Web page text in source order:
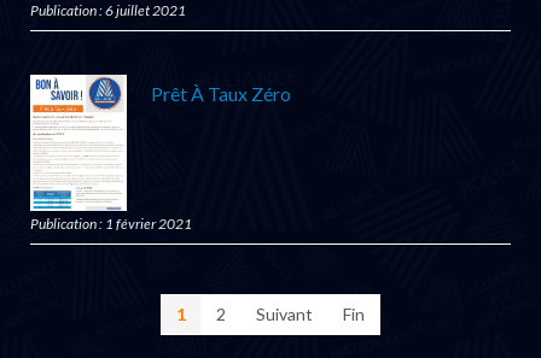
Publication : 6 juillet 2021
Prêt À Taux Zéro
Publication : 1 février 2021
1 2 Suivant Fin